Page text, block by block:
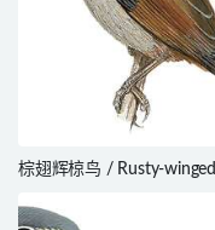
棕翅辉椋鸟 / Rusty-winged